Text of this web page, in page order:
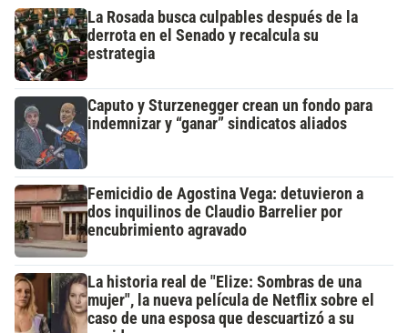
La Rosada busca culpables después de la
derrota en el Senado y recalcula su
estrategia
Caputo y Sturzenegger crean un fondo para
indemnizar y “ganar” sindicatos aliados
Femicidio de Agostina Vega: detuvieron a
dos inquilinos de Claudio Barrelier por
encubrimiento agravado
La historia real de "Elize: Sombras de una
mujer", la nueva película de Netflix sobre el
caso de una esposa que descuartizó a su